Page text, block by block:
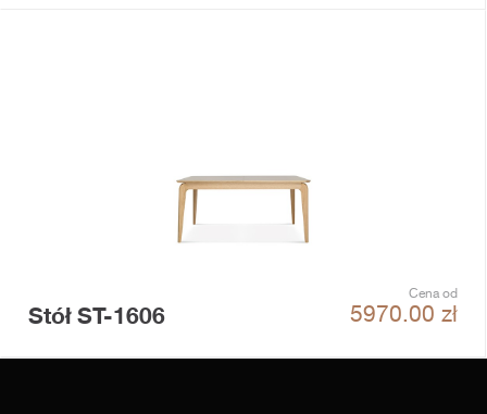
Stół ST-1606
Cena od
5970.00 zł